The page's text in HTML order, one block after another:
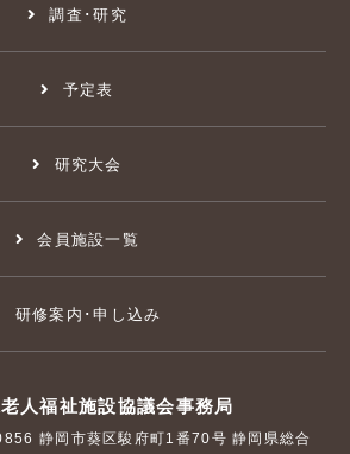
調査･研究
予定表
研究大会
会員施設一覧
研修案内･申し込み
人福祉施設協議会事務局
静岡市葵区駿府町1番70号 静岡県総合